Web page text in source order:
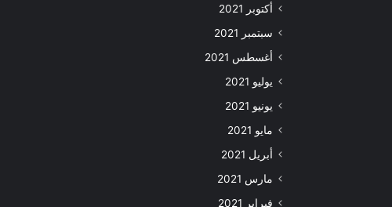
أكتوبر 2021
سبتمبر 2021
أغسطس 2021
يوليو 2021
يونيو 2021
مايو 2021
أبريل 2021
مارس 2021
فبراير 2021